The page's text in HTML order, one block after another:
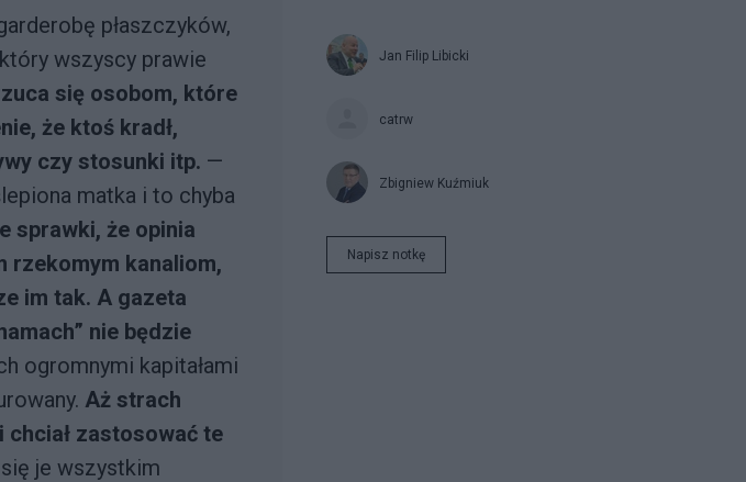
płaszczyków,
wszyscy prawie
się osobom, które
że ktoś kradł,
czy stosunki itp. —
matka i to chyba
sprawki, że opinia
rzekomym kanaliom,
im tak. A gazeta
nie będzie
ogromnymi kapitałami
Aż strach
chciał zastosować te
je wszystkim
Jan Filip Libicki
catrw
Zbigniew Kuźmiuk
Napisz notkę